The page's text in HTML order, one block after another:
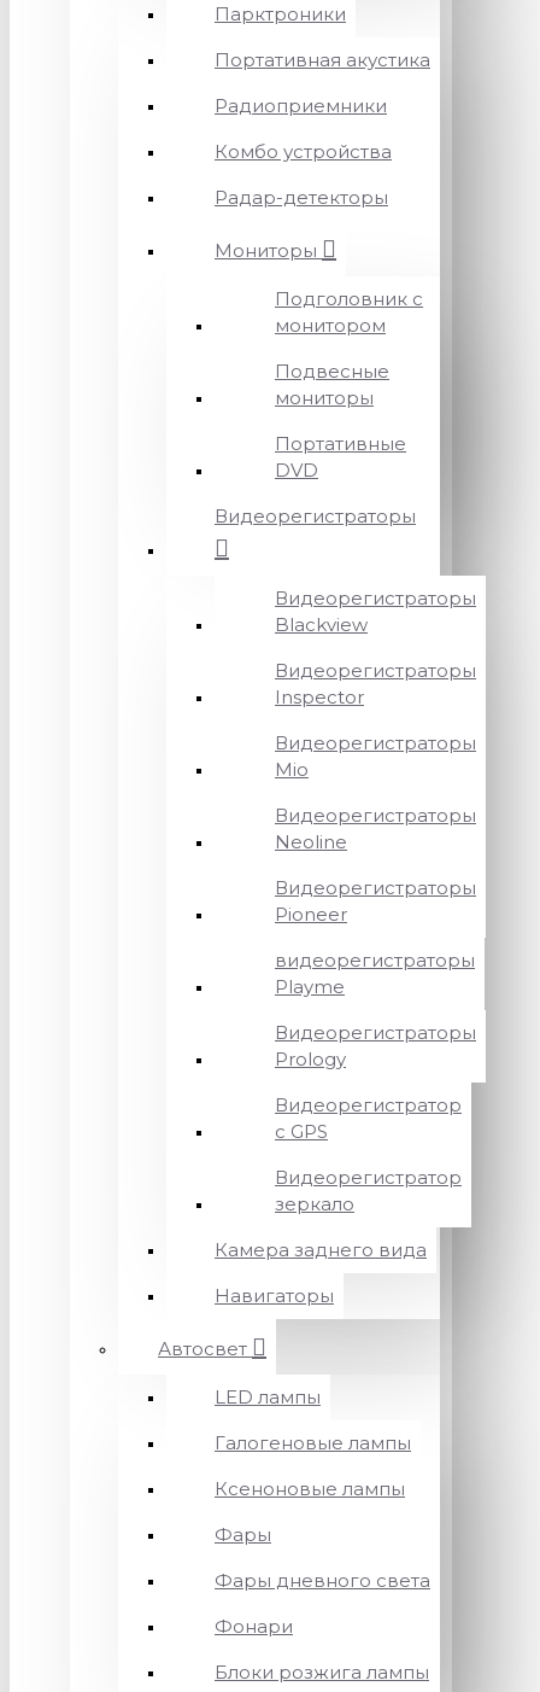
Парктроники
Портативная акустика
Радиоприемники
Комбо устройства
Радар-детекторы
Мониторы
Подголовник с
монитором
Подвесные
мониторы
Портативные
DVD
Видеорегистраторы
Видеорегистраторы
Blackview
Видеорегистраторы
Inspector
Видеорегистраторы
Mio
Видеорегистраторы
Neoline
Видеорегистраторы
Pioneer
видеорегистраторы
Playme
Видеорегистраторы
Prology
Видеорегистратор
с GPS
Видеорегистратор
зеркало
Камера заднего вида
Навигаторы
Автосвет
LED лампы
Галогеновые лампы
Ксеноновые лампы
Фары
Фары дневного света
Фонари
Блоки розжига лампы